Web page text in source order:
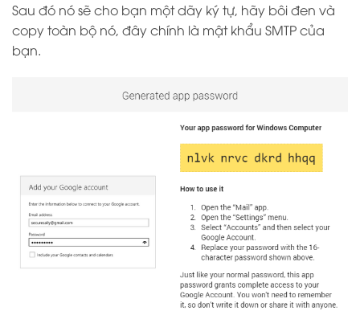
Sau đó nó sẽ cho bạn một dãy ký tự, hãy bôi đen và
copy toàn bộ nó, đây chính là mật khẩu SMTP của
bạn.